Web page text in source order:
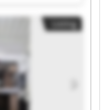
Gép Kft. Maurer
Gép Kft.
Kft. Maurer Gép
Listing